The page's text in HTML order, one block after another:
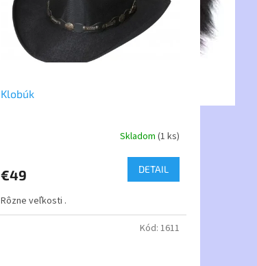
Klobúk
Skladom (1 ks)
€49 DETAIL
Rôzne veľkosti .
Kód: 1611